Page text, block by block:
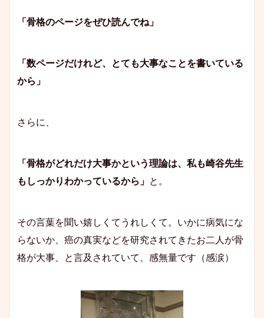
「骨格のページをぜひ読んでね」
「数ページだけれど、とても大事なことを書いている
から」
さらに、
「骨格がどれだけ大事かという理論は、私も崎谷先生
もしっかりわかっているから」 と。
その言葉を聞い嬉しくてうれしくて。いかに病気にな
らないか、癌の真実などを研究されてきたお二人が骨
格が大事、と言及されていて、感無量です（感涙）